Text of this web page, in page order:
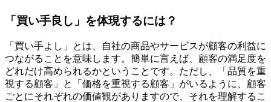
「買い手良し」を体現するには？
「買い手よし」とは、自社の商品やサービスが顧客の利益に
つながることを意味します。簡単に言えば、顧客の満足度を
どれだけ高められるかということです。ただし、「品質を重
視する顧客」と「価格を重視する顧客」がいるように、顧客
ごとにそれぞれの価値観がありますので、それを理解するこ